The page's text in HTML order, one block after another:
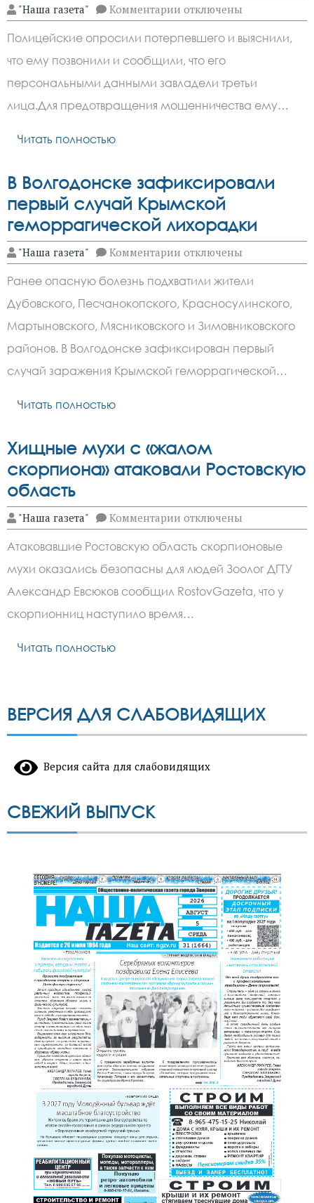
"Наша газета" Комментарии к
записи
мошенникам,
23-
летний
житель
Красного
Сулина
счёт»
отключены
Полицейские опросили потерпевшего и выяснили,
что ему позвонили и сообщили, что его
персональными данными завладели третьи
лица.Для предотвращения мошенничества ему…
Читать полностью
В Волгодонске зафиксировали
первый случай Крымской
геморрагической лихорадки
"Наша газета" Комментарии к
записи
Волгодонске
зафиксировали
первый
случай
Крымской
геморрагической
лихорадки
отключены
Ранее опасную болезнь подхватили жители
Дубовского, Песчанокопского, Красносулинского,
Мартыновского, Мясниковского и Зимовниковского
районов. В Волгодонске зафиксирован первый
случай заражения Крымской геморрагической…
Читать полностью
Хищные мухи с «жалом
скорпиона» атаковали Ростовскую
область
"Наша газета" Комментарии к
записи
мухи
с
«жалом
скорпиона»
атаковали
Ростовскую
отключены
Атаковавшие Ростовскую область скорпионовые
мухи оказались безопасны для людей Зоолог ДГТУ
Александр Евсюков сообщил RostovGazeta, что у
скорпионниц наступило время…
Читать полностью
ВЕРСИЯ ДЛЯ СЛАБОВИДЯЩИХ
Версия сайта для слабовидящих
СВЕЖИЙ ВЫПУСК